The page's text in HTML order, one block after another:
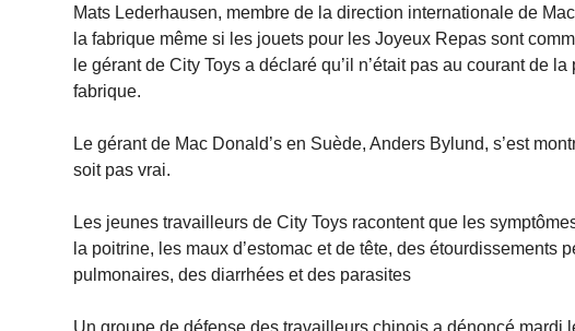
Mats Lederhausen, membre de la direction internationale de
la fabrique même si les jouets pour les Joyeux Repas sont
le gérant de City Toys a déclaré qu’il n’était pas au courant de
fabrique.
Le gérant de Mac Donald’s en Suède, Anders Bylund, s’est
soit pas vrai.
Les jeunes travailleurs de City Toys racontent que les
la poitrine, les maux d’estomac et de tête, des étourdissements
pulmonaires, des diarrhées et des parasites
Un groupe de défense des travailleurs chinois a dénoncé